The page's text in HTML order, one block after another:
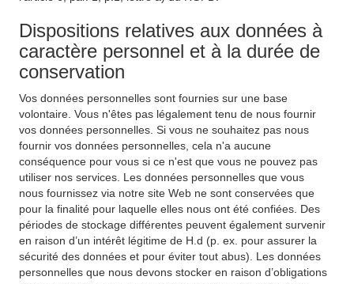
Dispositions relatives aux données à
caractère personnel et à la durée de
conservation
Vos données personnelles sont fournies sur une base
volontaire. Vous n'êtes pas légalement tenu de nous fournir
vos données personnelles. Si vous ne souhaitez pas nous
fournir vos données personnelles, cela n'a aucune
conséquence pour vous si ce n'est que vous ne pouvez pas
utiliser nos services. Les données personnelles que vous
nous fournissez via notre site Web ne sont conservées que
pour la finalité pour laquelle elles nous ont été confiées. Des
périodes de stockage différentes peuvent également survenir
en raison d’un intérêt légitime de H.d (p. ex. pour assurer la
sécurité des données et pour éviter tout abus). Les données
personnelles que nous devons stocker en raison d’obligations